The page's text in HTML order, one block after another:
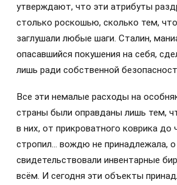
утверждают, что эти атрибуты
столько роскошью, сколько тем,
заглушали любые шаги. Сталин,
опасавшийся покушения на себя,
лишь ради собственной
Все эти немалые расходы на
страны были оправданы лишь тем,
в них, от прикроватного коврика до
стропил… вождю не принадлежала,
свидетельствовали инвентарные
всём. И сегодня эти объекты